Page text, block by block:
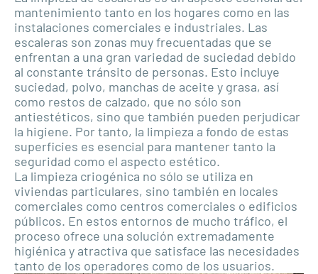
mantenimiento tanto en los hogares como en las
instalaciones comerciales e industriales. Las
escaleras son zonas muy frecuentadas que se
enfrentan a una gran variedad de suciedad debido
al constante tránsito de personas. Esto incluye
suciedad, polvo, manchas de aceite y grasa, así
como restos de calzado, que no sólo son
antiestéticos, sino que también pueden perjudicar
la higiene. Por tanto, la limpieza a fondo de estas
superficies es esencial para mantener tanto la
seguridad como el aspecto estético.
La limpieza criogénica no sólo se utiliza en
viviendas particulares, sino también en locales
comerciales como centros comerciales o edificios
públicos. En estos entornos de mucho tráfico, el
proceso ofrece una solución extremadamente
higiénica y atractiva que satisface las necesidades
tanto de los operadores como de los usuarios.